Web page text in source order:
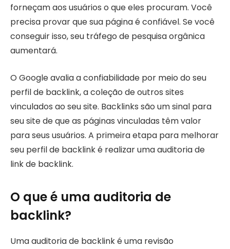
forneçam aos usuários o que eles procuram. Você
precisa provar que sua página é confiável. Se você
conseguir isso, seu tráfego de pesquisa orgânica
aumentará.
O Google avalia a confiabilidade por meio do seu
perfil de backlink, a coleção de outros sites
vinculados ao seu site. Backlinks são um sinal para
seu site de que as páginas vinculadas têm valor
para seus usuários. A primeira etapa para melhorar
seu perfil de backlink é realizar uma auditoria de
link de backlink.
O que é uma auditoria de
backlink?
Uma auditoria de backlink é uma revisão